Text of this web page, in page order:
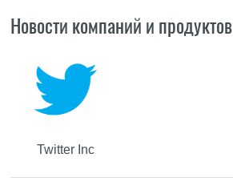
Новости компаний и продуктов
Twitter Inc